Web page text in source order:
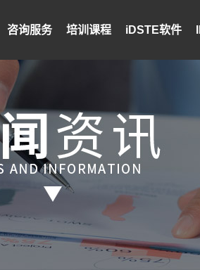
咨询服务 培训课程 iDSTE软件